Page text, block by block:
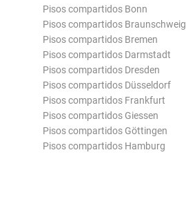
Pisos compartidos Bonn
Pisos compartidos Braunschweig
Pisos compartidos Bremen
Pisos compartidos Darmstadt
Pisos compartidos Dresden
Pisos compartidos Düsseldorf
Pisos compartidos Frankfurt
Pisos compartidos Giessen
Pisos compartidos Göttingen
Pisos compartidos Hamburg